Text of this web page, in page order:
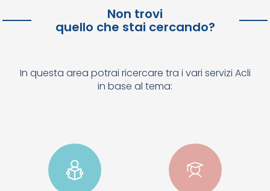
Non trovi
quello che stai cercando?
In questa area potrai ricercare tra i vari servizi Acli
in base al tema: